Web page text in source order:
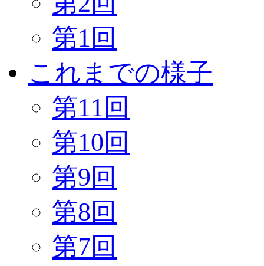
第1回
これまでの様子
第11回
第10回
第9回
第8回
第7回